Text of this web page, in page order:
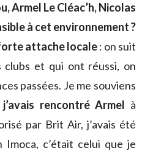
Armel Le Cléac’h, Nicolas
à cet environnement ?
attache locale: on suit
clubs et qui ont réussi, on
passées. Je me souviens
j’avais rencontré Armel à
par Brit Air, j’avais été
c’était celui que je